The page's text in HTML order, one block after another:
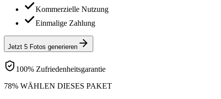
Kommerzielle Nutzung
Einmalige Zahlung
Jetzt 5 Fotos generieren
100% Zufriedenheitsgarantie
78% WÄHLEN DIESES PAKET